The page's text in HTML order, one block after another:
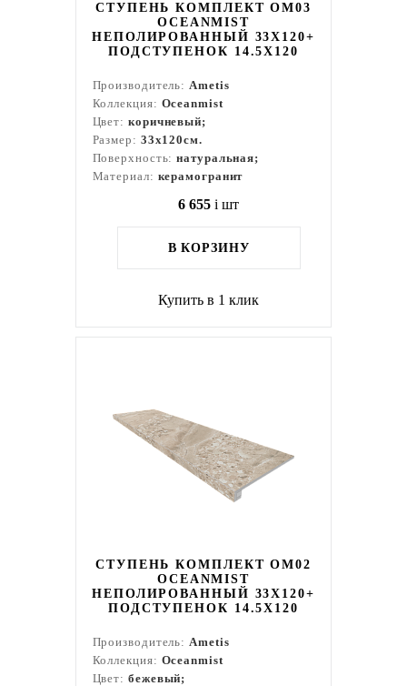
СТУПЕНЬ КОМПЛЕКТ OM03
OCEANMIST
НЕПОЛИРОВАННЫЙ 33X120+
ПОДСТУПЕНОК 14.5X120
Производитель:Ametis
Коллекция: Oceanmist
Цвет: коричневый;
Размер: 33x120см.
Поверхность:натуральная;
Материал: керамогранит
6 655 i шт
В КОРЗИНУ
Купить в 1 клик
СТУПЕНЬ КОМПЛЕКТ OM02
OCEANMIST
НЕПОЛИРОВАННЫЙ 33X120+
ПОДСТУПЕНОК 14.5X120
Производитель:Ametis
Коллекция: Oceanmist
Цвет: бежевый;